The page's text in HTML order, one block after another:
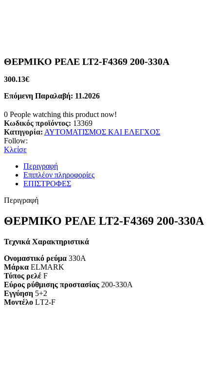
ΘΕΡΜΙΚΟ ΡΕΛΕ LT2-F4369 200-330A
300.13€
Επόμενη Παραλαβή: 11.2026
0 People watching this product now!
Κωδικός προϊόντος: 13369
Κατηγορία: ΑΥΤΟΜΑΤΙΣΜΟΣ ΚΑΙ ΕΛΕΓΧΟΣ
Follow:
Κλείσε
Περιγραφή
Επιπλέον πληροφορίες
ΕΠΙΣΤΡΟΦΕΣ
Περιγραφή
ΘΕΡΜΙΚΟ ΡΕΛΕ LT2-F4369 200-330A
Τεχνικά Χαρακτηριστικά
Ονομαστικό ρεύμα 330A
Μάρκα ELMARK
Τύπος ρελέ F
Εύρος ρύθμισης προστασίας 200-330A
Εγγύηση 5+2
Mοντέλο LТ2-F